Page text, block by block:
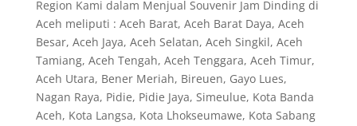
Region Kami dalam Menjual Souvenir Jam Dinding di
Aceh meliputi : Aceh Barat, Aceh Barat Daya, Aceh
Besar, Aceh Jaya, Aceh Selatan, Aceh Singkil, Aceh
Tamiang, Aceh Tengah, Aceh Tenggara, Aceh Timur,
Aceh Utara, Bener Meriah, Bireuen, Gayo Lues,
Nagan Raya, Pidie, Pidie Jaya, Simeulue, Kota Banda
Aceh, Kota Langsa, Kota Lhokseumawe, Kota Sabang